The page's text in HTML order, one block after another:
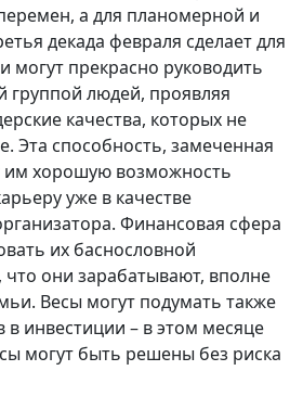
а для планомерной и
декада февраля сделает для
могут прекрасно руководить
людей, проявляя
качества, которых не
Эта способность, замеченная
им хорошую возможность
уже в качестве
Финансовая сфера
их баснословной
они зарабатывают, вполне
Весы могут подумать также
в инвестиции – в этом месяце
могут быть решены без риска